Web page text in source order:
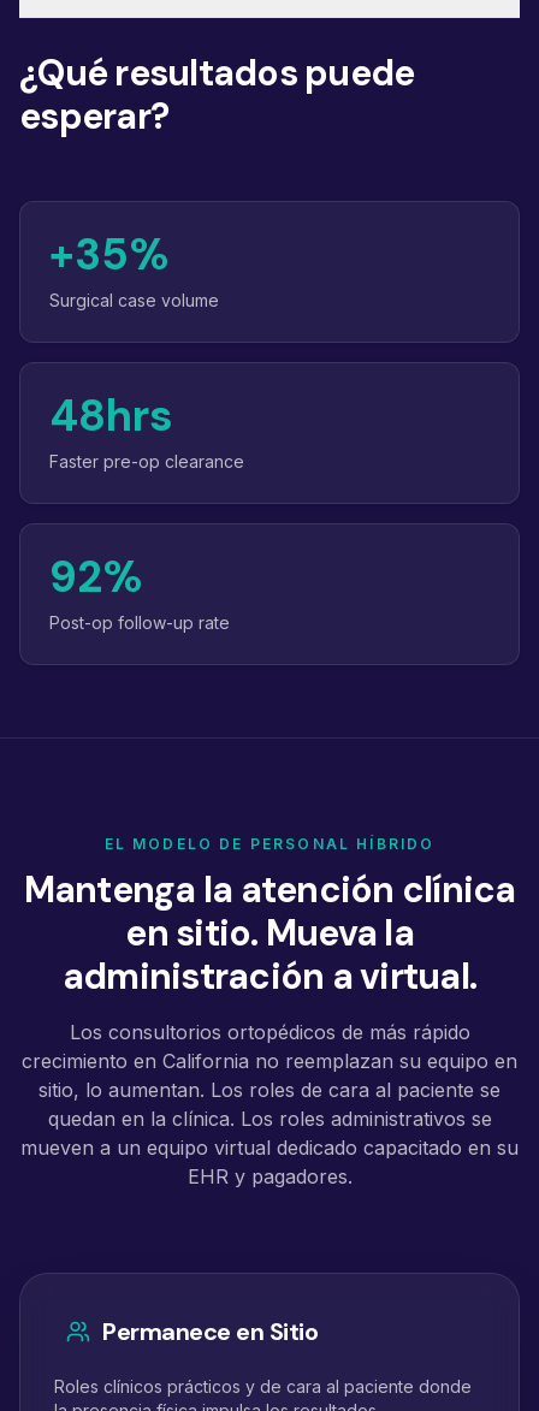
¿Qué resultados puede
esperar?
+35%
Surgical case volume
48hrs
Faster pre-op clearance
92%
Post-op follow-up rate
EL MODELO DE PERSONAL HÍBRIDO
Mantenga la atención clínica
en sitio. Mueva la
administración a virtual.
Los consultorios ortopédicos de más rápido
crecimiento en California no reemplazan su equipo en
sitio, lo aumentan. Los roles de cara al paciente se
quedan en la clínica. Los roles administrativos se
mueven a un equipo virtual dedicado capacitado en su
EHR y pagadores.
Permanece en Sitio
Roles clínicos prácticos y de cara al paciente donde